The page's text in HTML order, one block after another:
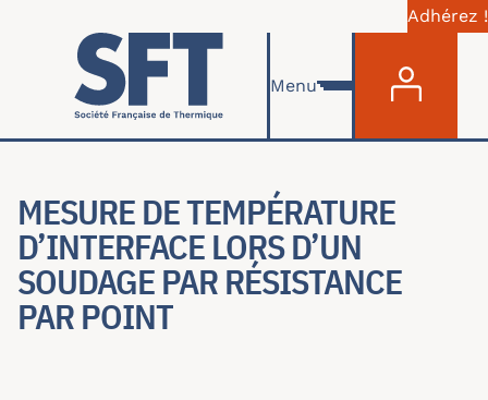
Skip to main content
Adhérez !
Menu
MESURE DE TEMPÉRATURE
D’INTERFACE LORS D’UN
SOUDAGE PAR RÉSISTANCE
PAR POINT